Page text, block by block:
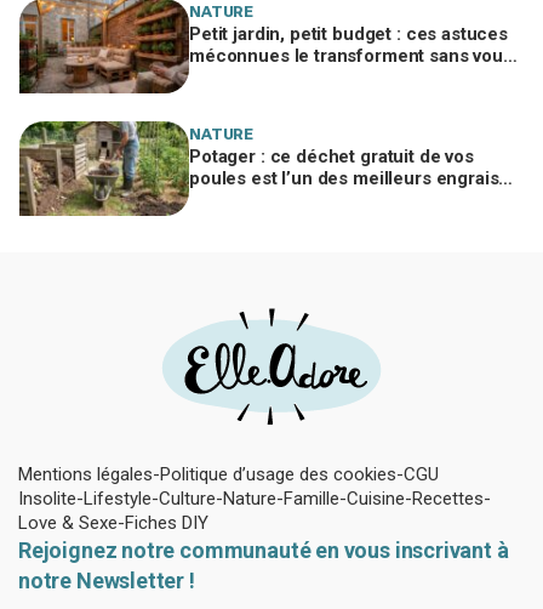
NATURE
Petit jardin, petit budget : ces astuces
méconnues le transforment sans vous
NATURE
Potager : ce déchet gratuit de vos
poules est l’un des meilleurs engrais
Mentions légales Politique d’usage des cookies CGU
Insolite Lifestyle Culture Nature Famille Cuisine Recettes
Love & Sexe Fiches DIY
Rejoignez notre communauté en vous inscrivant à
notre Newsletter !